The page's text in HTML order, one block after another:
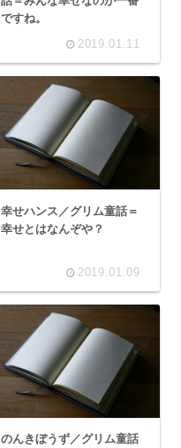
ですね。
2019.01.11
幸せハンス／グリム童話＝
幸せとはなんぞや？
2019.01.09
のんきぼうず／グリム童話